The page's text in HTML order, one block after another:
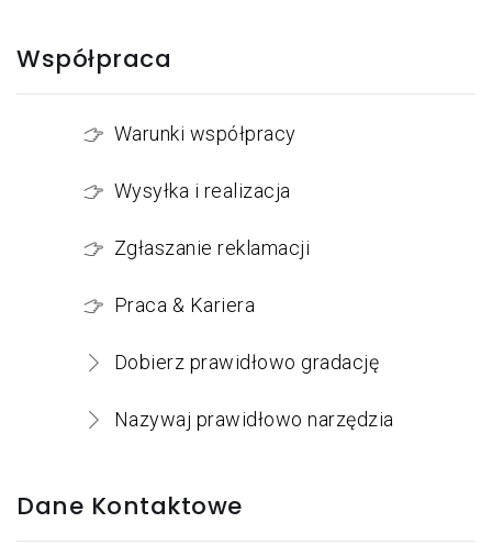
Współpraca
Warunki współpracy
Wysyłka i realizacja
Zgłaszanie reklamacji
Praca & Kariera
Dobierz prawidłowo gradację
Nazywaj prawidłowo narzędzia
Dane Kontaktowe